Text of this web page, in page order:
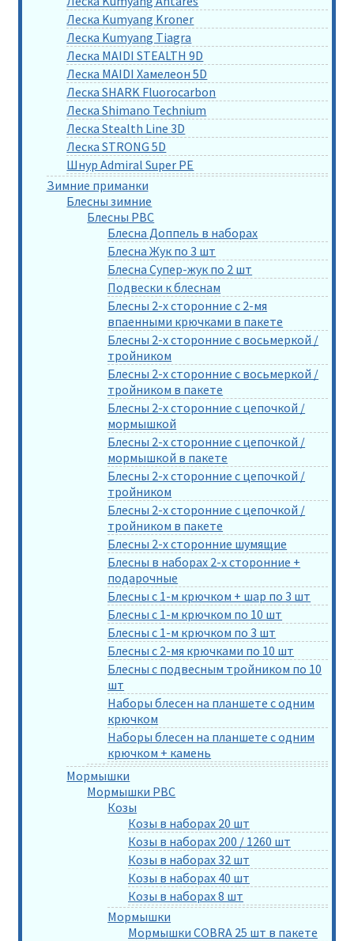
Леска Kumyang Kroner
Леска Kumyang Tiagra
Леска MAIDI STEALTH 9D
Леска MAIDI Хамелеон 5D
Леска SHARK Fluorocarbon
Леска Shimano Technium
Леска Stealth Line 3D
Леска STRONG 5D
Шнур Admiral Super PE
Зимние приманки
Блесны зимние
Блесны РВС
Блесна Доппель в наборах
Блесна Жук по 3 шт
Блесна Супер-жук по 2 шт
Подвески к блеснам
Блесны 2-х сторонние с 2-мя
впаенными крючками в пакете
Блесны 2-х сторонние с восьмеркой /
тройником
Блесны 2-х сторонние с восьмеркой /
тройником в пакете
Блесны 2-х сторонние с цепочкой /
мормышкой
Блесны 2-х сторонние с цепочкой /
мормышкой в пакете
Блесны 2-х сторонние с цепочкой /
тройником
Блесны 2-х сторонние с цепочкой /
тройником в пакете
Блесны 2-х сторонние шумящие
Блесны в наборах 2-х сторонние +
подарочные
Блесны с 1-м крючком + шар по 3 шт
Блесны с 1-м крючком по 10 шт
Блесны с 1-м крючком по 3 шт
Блесны с 2-мя крючками по 10 шт
Блесны с подвесным тройником по 10
шт
Наборы блесен на планшете с одним
крючком
Наборы блесен на планшете с одним
крючком + камень
Мормышки
Мормышки РВС
Козы
Козы в наборах 20 шт
Козы в наборах 200 / 1260 шт
Козы в наборах 32 шт
Козы в наборах 40 шт
Козы в наборах 8 шт
Мормышки
Мормышки COBRA 25 шт в пакете